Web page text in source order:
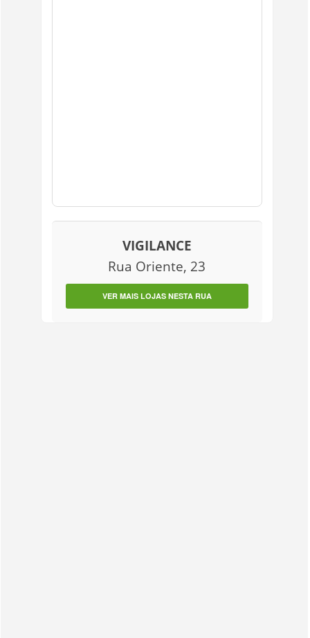
VIGILANCE
Rua Oriente, 23
VER MAIS LOJAS NESTA RUA